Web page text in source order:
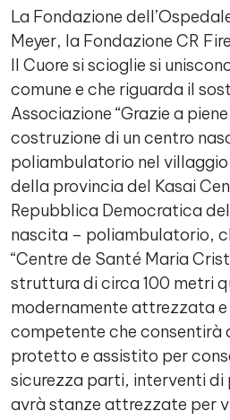
La Fondazione
Meyer, la Fondazione CR
Il Cuore si scioglie si
comune e che riguarda il
Associazione “Grazie a
costruzione di un centro
poliambulatorio nel
della provincia del Kasai
Repubblica Democratica
nascita – poliambulatorio,
“Centre de Santé Maria
struttura di circa 100 metri
modernamente attrezzata
competente che consentirà
protetto e assistito per
sicurezza parti, interventi di
avrà stanze attrezzate per